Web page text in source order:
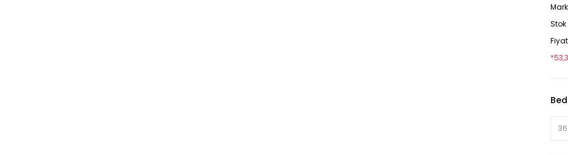
Fiyat
36